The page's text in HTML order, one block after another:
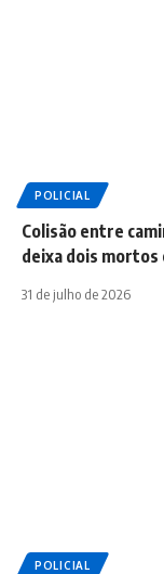
POLICIAL
Colisão entre
deixa dois mortos
31 de julho de 2026
POLICIAL